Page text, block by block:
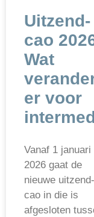
Uitzend-
cao
Wat
er voor
Vanaf 1 januari
2026 gaat de
nieuwe uitzend-
cao in die is
afgesloten